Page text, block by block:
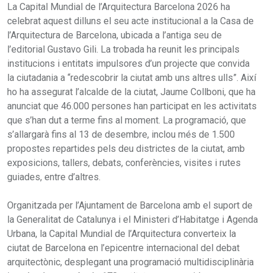
La Capital Mundial de l’Arquitectura Barcelona 2026 ha
celebrat aquest dilluns el seu acte institucional a la Casa de
l’Arquitectura de Barcelona, ubicada a l’antiga seu de
l’editorial Gustavo Gili. La trobada ha reunit les principals
institucions i entitats impulsores d’un projecte que convida
la ciutadania a “redescobrir la ciutat amb uns altres ulls”. Així
ho ha assegurat l’alcalde de la ciutat, Jaume Collboni, que ha
anunciat que 46.000 persones han participat en les activitats
que s’han dut a terme fins al moment. La programació, que
s’allargarà fins al 13 de desembre, inclou més de 1.500
propostes repartides pels deu districtes de la ciutat, amb
exposicions, tallers, debats, conferències, visites i rutes
guiades, entre d’altres.
Organitzada per l’Ajuntament de Barcelona amb el suport de
la Generalitat de Catalunya i el Ministeri d’Habitatge i Agenda
Urbana, la Capital Mundial de l’Arquitectura converteix la
ciutat de Barcelona en l’epicentre internacional del debat
arquitectònic, desplegant una programació multidisciplinària